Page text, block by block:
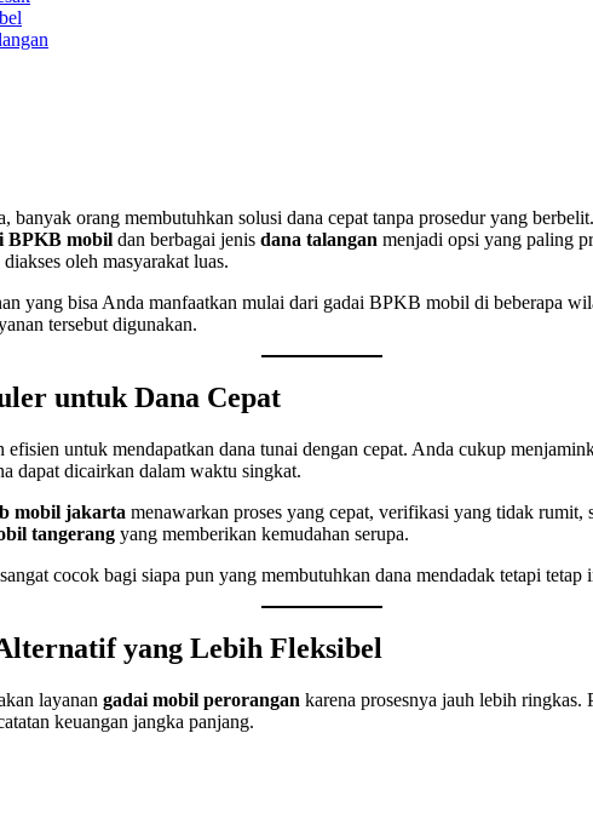
orang membutuhkan solusi dana cepat tanpa prosedur yang
BPKB mobil dan berbagai jenis dana talangan menjadi opsi yang paling
oleh masyarakat luas.
yang bisa Anda manfaatkan mulai dari gadai BPKB mobil di beberapa
tersebut digunakan.
untuk Dana Cepat
untuk mendapatkan dana tunai dengan cepat. Anda cukup
dapat dicairkan dalam waktu singkat.
mobil jakarta menawarkan proses yang cepat, verifikasi yang tidak rumit,
tangerang yang memberikan kemudahan serupa.
cocok bagi siapa pun yang membutuhkan dana mendadak tetapi
yang Lebih Fleksibel
layanan gadai mobil perorangan karena prosesnya jauh lebih ringkas.
keuangan jangka panjang.